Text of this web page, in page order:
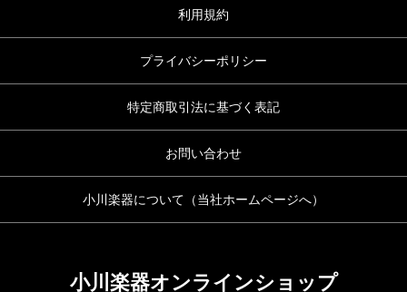
利用規約
プライバシーポリシー
特定商取引法に基づく表記
お問い合わせ
小川楽器について（当社ホームページへ）
小川楽器オンラインショップ